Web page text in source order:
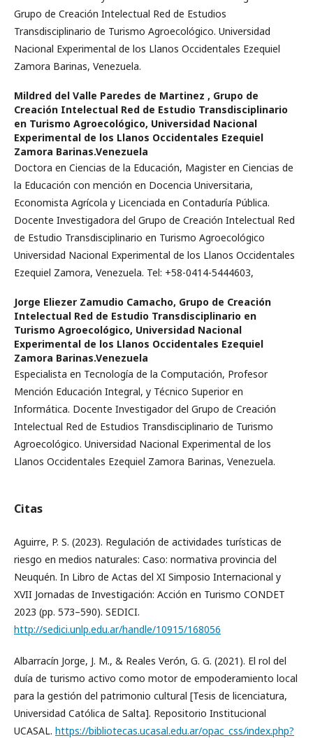
Grupo de Creación Intelectual Red de Estudios
Transdisciplinario de Turismo Agroecológico. Universidad
Nacional Experimental de los Llanos Occidentales Ezequiel
Zamora Barinas, Venezuela.
Mildred del Valle Paredes de Martinez , Grupo de
Creación Intelectual Red de Estudio Transdisciplinario
en Turismo Agroecológico, Universidad Nacional
Experimental de los Llanos Occidentales Ezequiel
Zamora Barinas.Venezuela
Doctora en Ciencias de la Educación, Magister en Ciencias de
la Educación con mención en Docencia Universitaria,
Economista Agrícola y Licenciada en Contaduría Pública.
Docente Investigadora del Grupo de Creación Intelectual Red
de Estudio Transdisciplinario en Turismo Agroecológico
Universidad Nacional Experimental de los Llanos Occidentales
Ezequiel Zamora, Venezuela. Tel: +58-0414-5444603,
Jorge Eliezer Zamudio Camacho, Grupo de Creación
Intelectual Red de Estudio Transdisciplinario en
Turismo Agroecológico, Universidad Nacional
Experimental de los Llanos Occidentales Ezequiel
Zamora Barinas.Venezuela
Especialista en Tecnología de la Computación, Profesor
Mención Educación Integral, y Técnico Superior en
Informática. Docente Investigador del Grupo de Creación
Intelectual Red de Estudios Transdisciplinario de Turismo
Agroecológico. Universidad Nacional Experimental de los
Llanos Occidentales Ezequiel Zamora Barinas, Venezuela.
Citas
Aguirre, P. S. (2023). Regulación de actividades turísticas de
riesgo en medios naturales: Caso: normativa provincia del
Neuquén. In Libro de Actas del XI Simposio Internacional y
XVII Jornadas de Investigación: Acción en Turismo CONDET
2023 (pp. 573–590). SEDICI.
http://sedici.unlp.edu.ar/handle/10915/168056
Albarracín Jorge, J. M., & Reales Verón, G. G. (2021). El rol del
duía de turismo activo como motor de empoderamiento local
para la gestión del patrimonio cultural [Tesis de licenciatura,
Universidad Católica de Salta]. Repositorio Institucional
UCASAL. https://bibliotecas.ucasal.edu.ar/opac_css/index.php?